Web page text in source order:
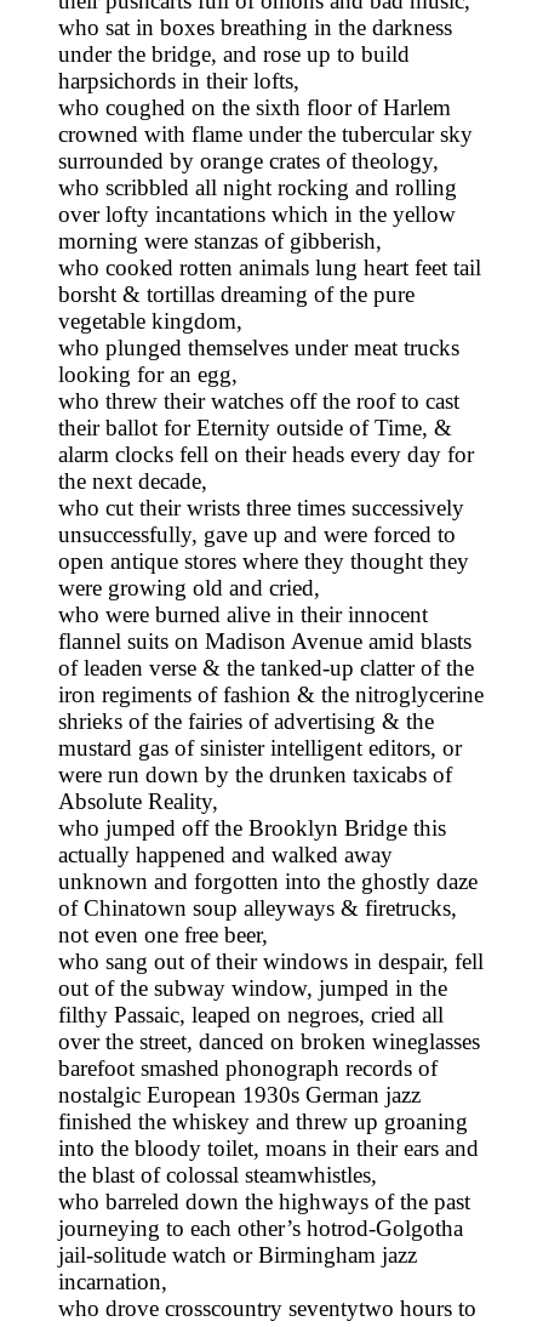
who sat in boxes breathing in the darkness
under the bridge, and rose up to build
harpsichords in their lofts,
who coughed on the sixth floor of Harlem
crowned with flame under the tubercular sky
surrounded by orange crates of theology,
who scribbled all night rocking and rolling
over lofty incantations which in the yellow
morning were stanzas of gibberish,
who cooked rotten animals lung heart feet tail
borsht & tortillas dreaming of the pure
vegetable kingdom,
who plunged themselves under meat trucks
looking for an egg,
who threw their watches off the roof to cast
their ballot for Eternity outside of Time, &
alarm clocks fell on their heads every day for
the next decade,
who cut their wrists three times successively
unsuccessfully, gave up and were forced to
open antique stores where they thought they
were growing old and cried,
who were burned alive in their innocent
flannel suits on Madison Avenue amid blasts
of leaden verse & the tanked-up clatter of the
iron regiments of fashion & the nitroglycerine
shrieks of the fairies of advertising & the
mustard gas of sinister intelligent editors, or
were run down by the drunken taxicabs of
Absolute Reality,
who jumped off the Brooklyn Bridge this
actually happened and walked away
unknown and forgotten into the ghostly daze
of Chinatown soup alleyways & firetrucks,
not even one free beer,
who sang out of their windows in despair, fell
out of the subway window, jumped in the
filthy Passaic, leaped on negroes, cried all
over the street, danced on broken wineglasses
barefoot smashed phonograph records of
nostalgic European 1930s German jazz
finished the whiskey and threw up groaning
into the bloody toilet, moans in their ears and
the blast of colossal steamwhistles,
who barreled down the highways of the past
journeying to each other’s hotrod-Golgotha
jail-solitude watch or Birmingham jazz
incarnation,
who drove crosscountry seventytwo hours to